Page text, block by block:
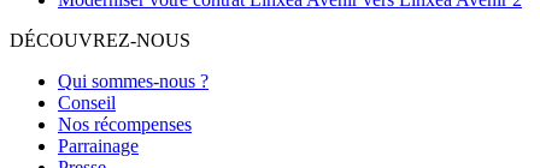
DÉCOUVREZ-NOUS
Qui sommes-nous ?
Conseil
Nos récompenses
Parrainage